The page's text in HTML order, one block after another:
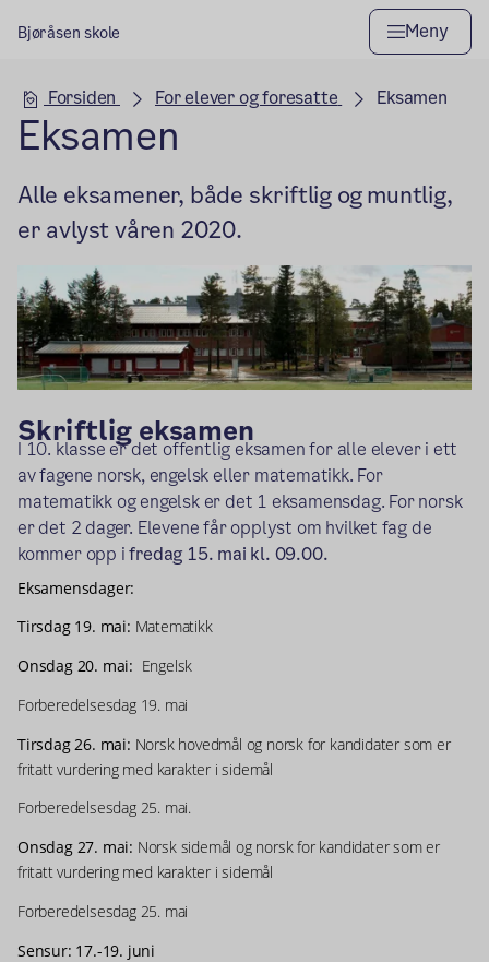
Bjøråsen skole Meny
Hovedseksjon
Forsiden For elever og foresatte Eksamen
Eksamen
Alle eksamener, både skriftlig og muntlig,
er avlyst våren 2020.
Skriftlig eksamen
I 10. klasse er det offentlig eksamen for alle elever i ett
av fagene norsk, engelsk eller matematikk. For
matematikk og engelsk er det 1 eksamensdag. For norsk
er det 2 dager. Elevene får opplyst om hvilket fag de
kommer opp ifredag 15. mai kl. 09.00.
Eksamensdager:
Tirsdag 19. mai: Matematikk
Onsdag 20. mai: Engelsk
Forberedelsesdag 19. mai
Tirsdag 26. mai: Norsk hovedmål og norsk for kandidater som er
fritatt vurdering med karakter i sidemål
Forberedelsesdag 25. mai.
Onsdag 27. mai: Norsk sidemål og norsk for kandidater som er
fritatt vurdering med karakter i sidemål
Forberedelsesdag 25. mai
Sensur: 17.-19. juni